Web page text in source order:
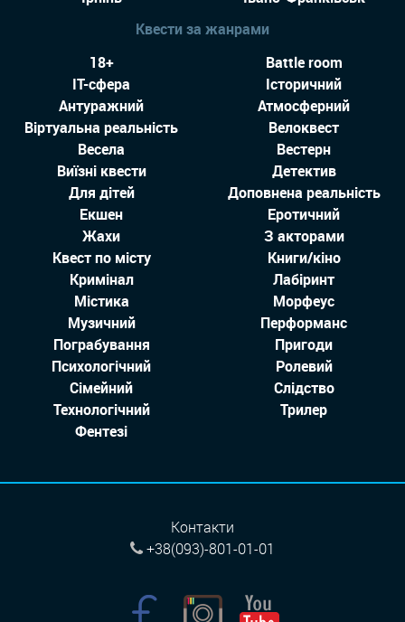
Квести за жанрами
18+
Battle room
IT-сфера
Історичний
Антуражний
Атмосферний
Віртуальна реальність
Велоквест
Весела
Вестерн
Виїзні квести
Детектив
Для дітей
Доповнена реальність
Екшен
Еротичний
Жахи
З акторами
Квест по місту
Книги/кіно
Кримінал
Лабіринт
Містика
Морфеус
Музичний
Перформанс
Пограбування
Пригоди
Психологічний
Ролевий
Сімейний
Слідство
Технологiчний
Трилер
Фентезі
Контакти
+38(093)-801-01-01